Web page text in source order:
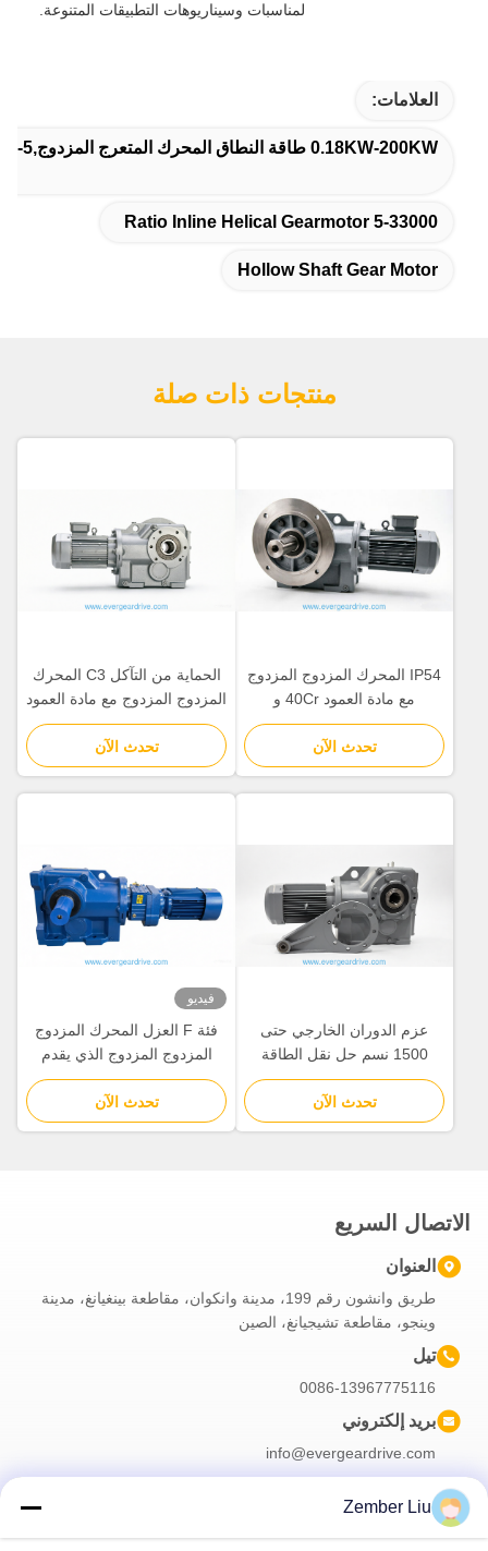
لمناسبات وسيناريوهات التطبيقات المتنوعة.
العلامات:
0.18KW-200KW طاقة النطاق المحرك المتعرج المزدوج,5-33000 معدل المحرك المتحرك المتعرج في الخط,محرك التروس الأفقي
5-33000 Ratio Inline Helical Gearmotor
Hollow Shaft Gear Motor
منتجات ذات صلة
IP54 المحرك المزدوج المزدوج
مع مادة العمود 40Cr و
20CrMnTi مناسب لتطبيقات
صناعية مختلفة
تحدث الآن
الحماية من التآكل C3 المحرك
المزدوج المزدوج مع مادة العمود
40Cr و 20CrMnTi مثالية
للخدمات الثقيلة
تحدث الآن
عزم الدوران الخارجي حتى
1500 نسم حل نقل الطاقة
الصناعية
تحدث الآن
فيديو
فئة F العزل المحرك المزدوج
المزدوج المزدوج الذي يقدم
حماية C5 من التآكل لتحسين
المتانة وطول عمر الخدمة
تحدث الآن
الاتصال السريع
العنوان
طريق وانشون رقم 199، مدينة وانكوان، مقاطعة بينغيانغ، مدينة
وينجو، مقاطعة تشيجيانغ، الصين
تيل
0086-13967775116
بريد إلكتروني
info@evergeardrive.com
Zember Liu